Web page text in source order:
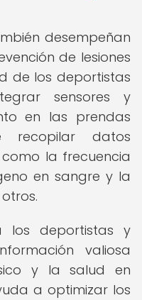
desempeñan
de lesiones
de los deportistas
sensores y
en las prendas
recopilar datos
la frecuencia
en sangre y la
los deportistas y
valiosa
y la salud en
a optimizar los